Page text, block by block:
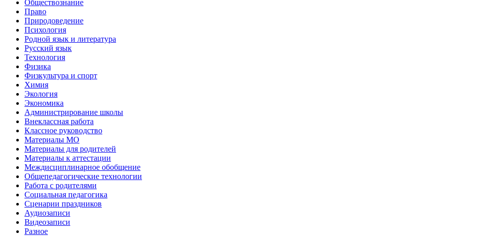
Обществознание
Право
Природоведение
Психология
Родной язык и литература
Русский язык
Технология
Физика
Физкультура и спорт
Химия
Экология
Экономика
Администрирование школы
Внеклассная работа
Классное руководство
Материалы МО
Материалы для родителей
Материалы к аттестации
Междисциплинарное обобщение
Общепедагогические технологии
Работа с родителями
Социальная педагогика
Сценарии праздников
Аудиозаписи
Видеозаписи
Разное